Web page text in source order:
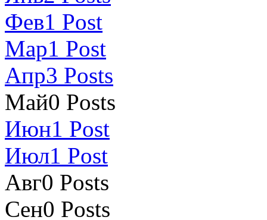
Фев1 Post
Мар1 Post
Апр3 Posts
Май0 Posts
Июн1 Post
Июл1 Post
Авг0 Posts
Сен0 Posts